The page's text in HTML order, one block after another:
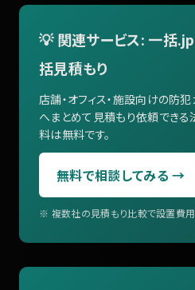
💡 関連サービス: 一括
括見積もり
店舗・オフィス・施設向けの防
へまとめて見積もり依頼できる
料は無料です。
無料で相談してみる →
※ 複数社の見積もり比較で設置費